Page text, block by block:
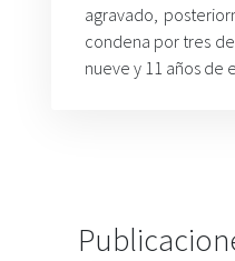
agravado,
condena por tres
nueve y 11 años de